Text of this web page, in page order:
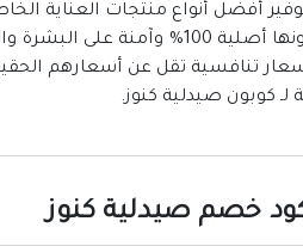
أفضل أنواع منتجات العناية
الأعمار، والتي تتميز بكونها أصلية
تنافسية تقل عن أسعارهم
لـ كوبون صيدلية كنوز.
خصم صيدلية كنوز